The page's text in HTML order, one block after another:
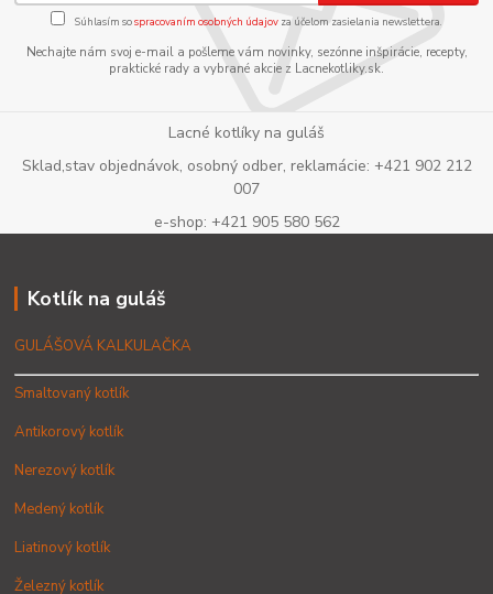
Súhlasím sospracovaním osobných údajov za účelom zasielania newslettera.
Nechajte nám svoj e-mail a pošleme vám novinky, sezónne inšpirácie, recepty,
praktické rady a vybrané akcie z Lacnekotliky.sk.
Lacné kotlíky na guláš
Sklad,stav objednávok, osobný odber, reklamácie: +421 902 212
007
e-shop: +421 905 580 562
Kotlík na guláš
GULÁŠOVÁ KALKULAČKA
Smaltovaný kotlík
Antikorový kotlík
Nerezový kotlík
Medený kotlík
Liatinový kotlík
Železný kotlík